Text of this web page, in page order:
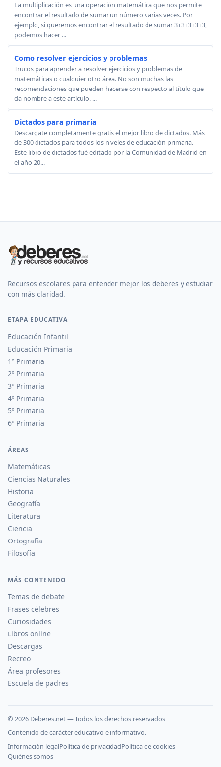
La multiplicación es una operación matemática que nos permite
encontrar el resultado de sumar un número varias veces. Por
ejemplo, si queremos encontrar el resultado de sumar 3+3+3+3+3,
podemos hacer ...
Como resolver ejercicios y problemas
Trucos para aprender a resolver ejercicios y problemas de
matemáticas o cualquier otro área. No son muchas las
recomendaciones que pueden hacerse con respecto al título que
da nombre a este artículo. ...
Dictados para primaria
Descargate completamente gratis el mejor libro de dictados. Más
de 300 dictados para todos los niveles de educación primaria.
Este libro de dictados fué editado por la Comunidad de Madrid en
el año 20...
Recursos escolares para entender mejor los deberes y estudiar
con más claridad.
ETAPA EDUCATIVA
Educación Infantil
Educación Primaria
1º Primaria
2º Primaria
3º Primaria
4º Primaria
5º Primaria
6º Primaria
ÁREAS
Matemáticas
Ciencias Naturales
Historia
Geografía
Literatura
Ciencia
Ortografía
Filosofía
MÁS CONTENIDO
Temas de debate
Frases célebres
Curiosidades
Libros online
Descargas
Recreo
Área profesores
Escuela de padres
© 2026 Deberes.net — Todos los derechos reservados
Contenido de carácter educativo e informativo.
Información legalPolítica de privacidadPolítica de cookies
Quiénes somos